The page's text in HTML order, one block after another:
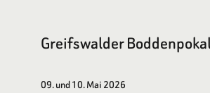
Greifswalder
09. und 10. Mai 2026